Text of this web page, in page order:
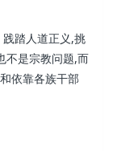
踏人道正义,挑
不是宗教问题,而
依靠各族干部